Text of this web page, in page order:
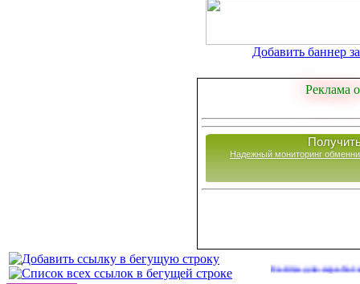
Добавить баннер
Реклама
Надежный мониторинг
Сайты для заработка в 2026